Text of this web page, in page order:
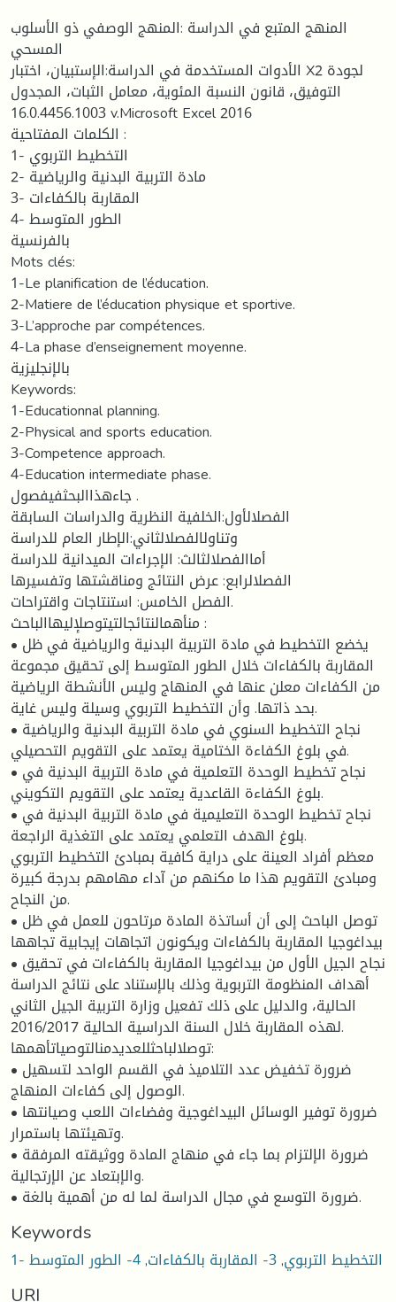
المنهج المتبع في الدراسة :المنهج الوصفي ذو الأسلوب
المسحي
الأدوات المستخدمة في الدراسة:الإستبيان، اختبار X2 لجودة
التوفيق، قانون النسبة المئوية، معامل الثبات، المجدول
16.0.4456.1003 v.Microsoft Excel 2016
الكلمات المفتاحية :
1- التخطيط التربوي
2- مادة التربية البدنية والرياضية
3- المقاربة بالكفاءات
4- الطور المتوسط
بالفرنسية
Mots clés:
1-Le planification de l’éducation.
2-Matiere de l’éducation physique et sportive.
3-L’approche par compétences.
4-La phase d’enseignement moyenne.
بالإنجليزية
Keywords:
1-Educationnal planning.
2-Physical and sports education.
3-Competence approach.
4-Education intermediate phase.
جاءهذاالبحثفيفصول .
الفصلالأول:الخلفية النظرية والدراسات السابقة
وتناولالفصلالثاني:الإطار العام للدراسة
أماالفصلالثالث: الإجراءات الميدانية للدراسة
الفصلالرابع: عرض النتائج ومناقشتها وتفسيرها
الفصل الخامس: استنتاجات واقتراحات.
منأهمالنتائجالتيتوصلإليهاالباحث :
• يخضع التخطيط في مادة التربية البدنية والرياضية في ظل
المقاربة بالكفاءات خلال الطور المتوسط إلى تحقيق مجموعة
من الكفاءات معلن عنها في المنهاج وليس الأنشطة الرياضية
بحد ذاتها. وأن التخطيط التربوي وسيلة وليس غاية.
• نجاح التخطيط السنوي في مادة التربية البدنية والرياضية
في بلوغ الكفاءة الختامية يعتمد على التقويم التحصيلي.
• نجاح تخطيط الوحدة التعلمية في مادة التربية البدنية في
بلوغ الكفاءة القاعدية يعتمد على التقويم التكويني.
• نجاح تخطيط الوحدة التعليمية في مادة التربية البدنية في
بلوغ الهدف التعلمي يعتمد على التغذية الراجعة.
معظم أفراد العينة على دراية كافية بمبادئ التخطيط التربوي
ومبادئ التقويم هذا ما مكنهم من آداء مهامهم بدرجة كبيرة
من النجاح.
• توصل الباحث إلى أن أساتذة المادة مرتاحون للعمل في ظل
بيداغوجيا المقاربة بالكفاءات ويكونون اتجاهات إيجابية تجاهها
• نجاح الجيل الأول من بيداغوجيا المقاربة بالكفاءات في تحقيق
أهداف المنظومة التربوية وذلك بالإستناد على نتائج الدراسة
الحالية، والدليل على ذلك تفعيل وزارة التربية الجيل الثاني
لهذه المقاربة خلال السنة الدراسية الحالية 2016/2017.
توصلالباحثللعديدمنالتوصياتأهمها:
• ضرورة تخفيض عدد التلاميذ في القسم الواحد لتسهيل
الوصول إلى كفاءات المنهاج.
• ضرورة توفير الوسائل البيداغوجية وفضاءات اللعب وصيانتها
وتهيئتها باستمرار.
• ضرورة الإلتزام بما جاء في منهاج المادة ووثيقته المرفقة
والإبتعاد عن الإرتجالية.
• ضرورة التوسع في مجال الدراسة لما له من أهمية بالغة.
Keywords
1- التخطيط التربوي,3- المقاربة بالكفاءات ,4- الطور المتوسط
URI